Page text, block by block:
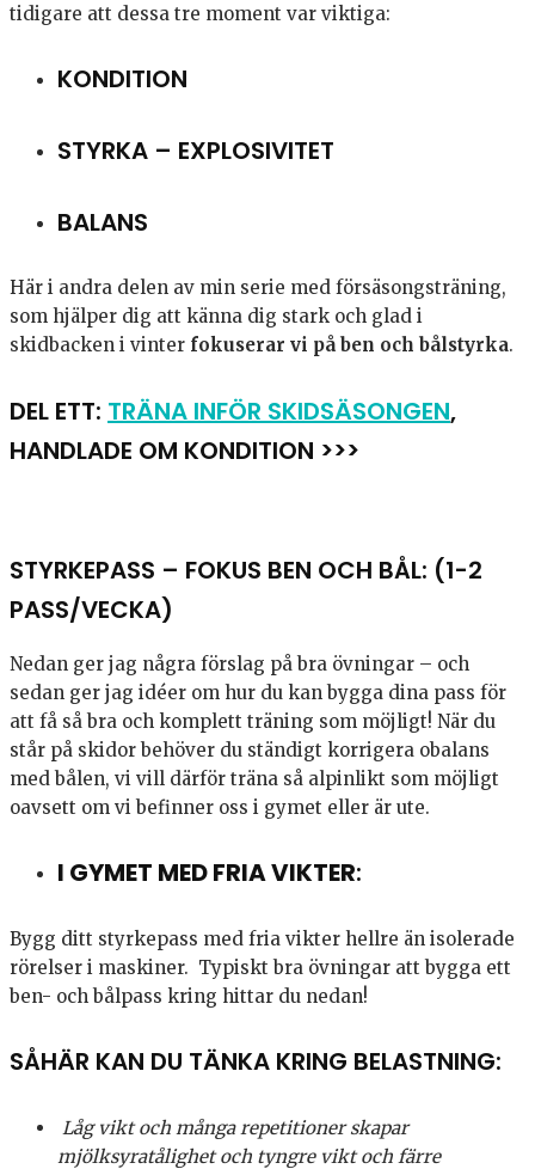
tidigare att dessa tre moment var viktiga:
KONDITION
STYRKA – EXPLOSIVITET
BALANS
Här i andra delen av min serie med försäsongsträning,
som hjälper dig att känna dig stark och glad i
skidbacken i vinter fokuserar vi på ben och bålstyrka.
DEL ETT: TRÄNA INFÖR SKIDSÄSONGEN,
HANDLADE OM KONDITION >>>
STYRKEPASS – FOKUS BEN OCH BÅL: (1-2
PASS/VECKA)
Nedan ger jag några förslag på bra övningar – och
sedan ger jag idéer om hur du kan bygga dina pass för
att få så bra och komplett träning som möjligt! När du
står på skidor behöver du ständigt korrigera obalans
med bålen, vi vill därför träna så alpinlikt som möjligt
oavsett om vi befinner oss i gymet eller är ute.
I GYMET MED FRIA VIKTER:
Bygg ditt styrkepass med fria vikter hellre än isolerade
rörelser i maskiner. Typiskt bra övningar att bygga ett
ben- och bålpass kring hittar du nedan!
SÅHÄR KAN DU TÄNKA KRING BELASTNING:
Låg vikt och många repetitioner skapar
mjölksyratålighet och tyngre vikt och färre